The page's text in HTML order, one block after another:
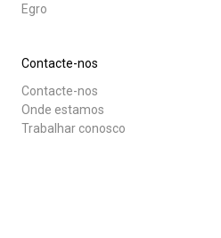
Egro
Contacte-nos
Contacte-nos
Onde estamos
Trabalhar conosco